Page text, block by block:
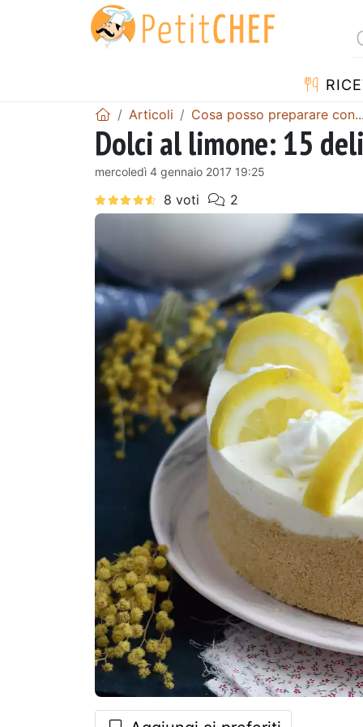
Articoli Cosa posso preparare
Dolci al limone: 15
mercoledì 4 gennaio 2017 19:25